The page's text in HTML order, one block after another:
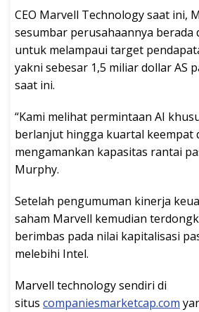
CEO Marvell Technology saat ini,
sesumbar perusahaannya berada
untuk melampaui target
yakni sebesar 1,5 miliar dollar AS
saat ini.
“Kami melihat permintaan AI
berlanjut hingga kuartal keempat
mengamankan kapasitas rantai
Murphy.
Setelah pengumuman kinerja
saham Marvell kemudian
berimbas pada nilai kapitalisasi
melebihi Intel.
Marvell technology sendiri di
situs companiesmarketcap.com